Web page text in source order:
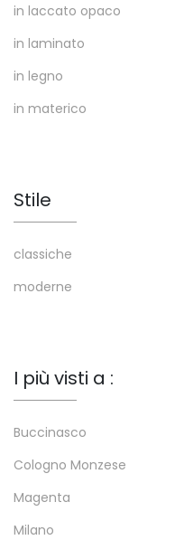
in laccato opaco
in laminato
in legno
in materico
Stile
classiche
moderne
I più visti a :
Buccinasco
Cologno Monzese
Magenta
Milano